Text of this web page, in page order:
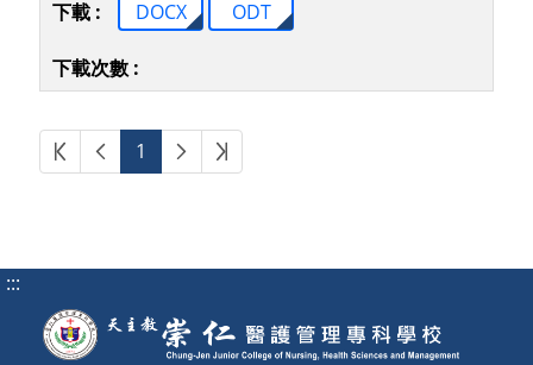
DOCX
ODT
第一頁上一頁
1 下一頁最後頁
:::